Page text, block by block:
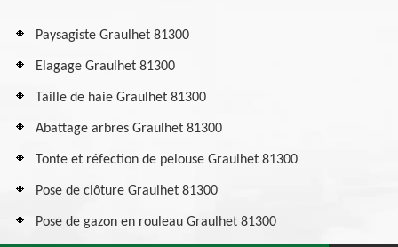
Paysagiste Graulhet 81300
Elagage Graulhet 81300
Taille de haie Graulhet 81300
Abattage arbres Graulhet 81300
Tonte et réfection de pelouse Graulhet 81300
Pose de clôture Graulhet 81300
Pose de gazon en rouleau Graulhet 81300